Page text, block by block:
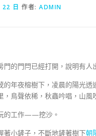
日 作者: ADMIN
門的門閂已經打開，說明有
的年夜榕樹下，凌晨的陽光
，鳥聲依稀，秋蟲吟唱，山
的工作——挖沙。
著小鏟子，不斷地鏟著樹下朝